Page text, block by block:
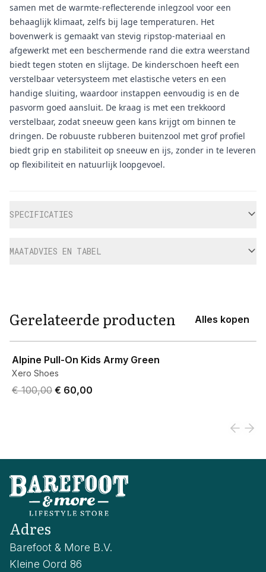
samen met de warmte-reflecterende inlegzool voor een
behaaglijk klimaat, zelfs bij lage temperaturen. Het
bovenwerk is gemaakt van stevig ripstop-materiaal en
afgewerkt met een beschermende rand die extra weerstand
biedt tegen stoten en slijtage. De kinderschoen heeft een
verstelbaar vetersysteem met elastische veters en een
handige sluiting, waardoor instappen eenvoudig is en de
pasvorm goed aansluit. De kraag is met een trekkoord
verstelbaar, zodat sneeuw geen kans krijgt om binnen te
dringen. De robuuste rubberen buitenzool met grof profiel
biedt grip en stabiliteit op sneeuw en ijs, zonder in te leveren
op flexibiliteit en natuurlijk loopgevoel.
SPECIFICATIES
MAATADVIES EN TABEL
Gerelateerde producten Alles kopen
Alpine Pull-On Kids Army Green
Xero Shoes
Original price was € 100,00.
€ 100,00 Current price is € 60,00.
€ 60,00
Adres
Barefoot & More B.V.
Kleine Oord 86